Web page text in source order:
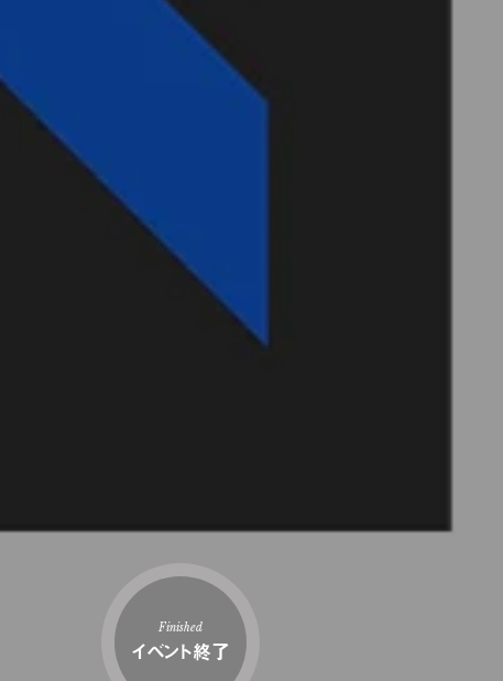
Finished
イベント終了